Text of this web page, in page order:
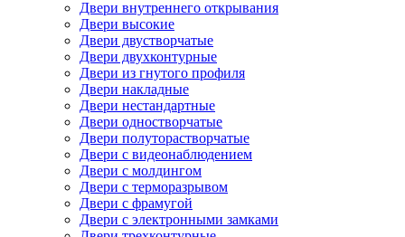
Двери внутреннего открывания
Двери высокие
Двери двустворчатые
Двери двухконтурные
Двери из гнутого профиля
Двери накладные
Двери нестандартные
Двери одностворчатые
Двери полуторастворчатые
Двери с видеонаблюдением
Двери с молдингом
Двери с терморазрывом
Двери с фрамугой
Двери с электронными замками